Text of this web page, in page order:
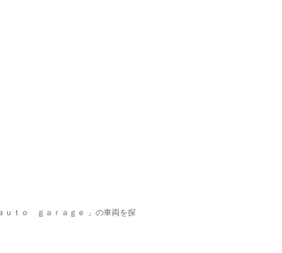
ｔｏ ｇａｒａｇｅ 」の車両を探